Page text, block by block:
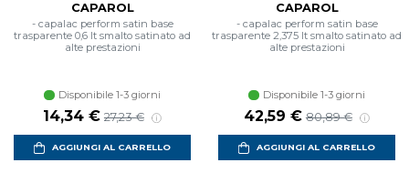
CAPAROL
- capalac perform satin base
trasparente 0,6 lt smalto satinato ad
alte prestazioni
Disponibile 1-3 giorni
14,34 € 27,23 €
AGGIUNGI AL CARRELLO
CAPAROL
- capalac perform satin base
trasparente 2,375 lt smalto satinato ad
alte prestazioni
Disponibile 1-3 giorni
42,59 € 80,89 €
AGGIUNGI AL CARRELLO